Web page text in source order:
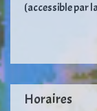
(accessible par
Horaires